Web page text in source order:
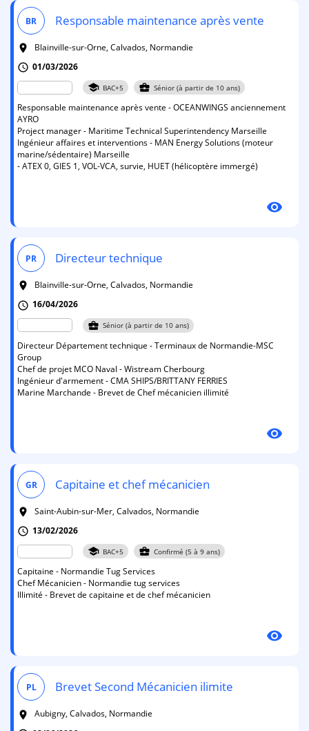
BR Responsable maintenance après vente
room
Blainville-sur-Orne, Calvados, Normandie
schedule 01/03/2026
school BAC+5 business_center Sénior (à partir de 10 ans)
Responsable maintenance après vente - OCEANWINGS anciennement
AYRO
Project manager - Maritime Technical Superintendency Marseille
Ingénieur affaires et interventions - MAN Energy Solutions (moteur
marine/sédentaire) Marseille
- ATEX 0, GIES 1, VOL-VCA, survie, HUET (hélicoptère immergé)
visibility
PR Directeur technique
room
Blainville-sur-Orne, Calvados, Normandie
schedule 16/04/2026
business_center Sénior (à partir de 10 ans)
Directeur Département technique - Terminaux de Normandie-MSC
Group
Chef de projet MCO Naval - Wistream Cherbourg
Ingénieur d'armement - CMA SHIPS/BRITTANY FERRIES
Marine Marchande - Brevet de Chef mécanicien illimité
visibility
GR Capitaine et chef mécanicien
room
Saint-Aubin-sur-Mer, Calvados, Normandie
schedule 13/02/2026
school BAC+5 business_center Confirmé (5 à 9 ans)
Capitaine - Normandie Tug Services
Chef Mécanicien - Normandie tug services
Illimité - Brevet de capitaine et de chef mécanicien
visibility
PL Brevet Second Mécanicien ilimite
room
Aubigny, Calvados, Normandie